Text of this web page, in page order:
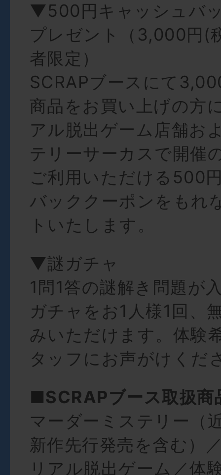
▼500円キャッシュバ
プレゼント（3,000円(
者限定）
SCRAPブースにて
商品をお買い上げの方
アル脱出ゲーム店舗お
テリーサーカスで開催
ご利用いただける500
バッククーポンをもれ
トいたします。
▼謎ガチャ
1問1答の謎解き問題が
ガチャをお1人様1回、
みいただけます。体験
タッフにお声がけくだ
■SCRAPブース取扱商
マーダーミステリー（
新作先行発売を含む）
リアル脱出ゲーム／体